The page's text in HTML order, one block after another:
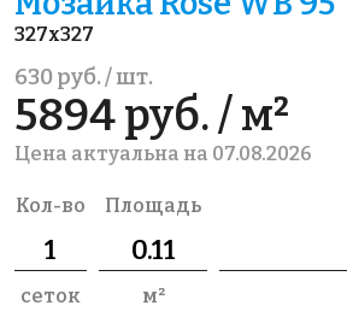
327x327
630 руб. / шт.
5894 руб. / м²
Цена актуальна на 07.08.2026
Кол-во
сеток
Площадь
м²